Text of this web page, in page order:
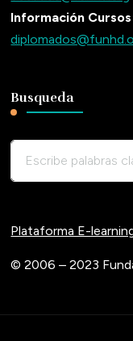
Información
Busqueda
Plataforma E-
© 2006 – 2023